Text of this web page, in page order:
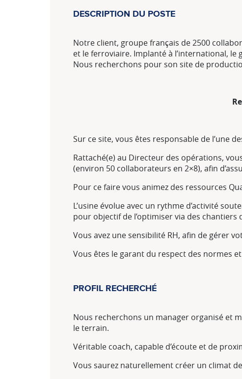
DESCRIPTION DU POSTE
Notre client, groupe français de 2500
et le ferroviaire. Implanté à l’international,
Nous recherchons pour son site de
Sur ce site, vous êtes responsable de l’une
Rattaché(e) au Directeur des opérations,
(environ 50 collaborateurs en 2×8), afin
Pour ce faire vous animez des ressources
L’usine évolue avec un rythme d’activité
pour objectif de l’optimiser via des chantiers
Vous avez une sensibilité RH, afin de gérer
Vous êtes le garant du respect des normes
PROFIL RECHERCHÉ
Nous recherchons un manager organisé et
le terrain.
Véritable coach, capable d’écoute et de
Vous saurez naturellement créer un climat